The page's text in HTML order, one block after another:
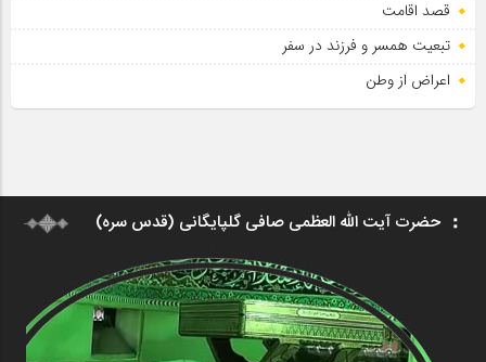
قصد اقامت
تبعیت همسر و فرزند در سفر
اعراض از وطن
حضرت آیت الله العظمی صافی گلپایگانی (قدس سره)